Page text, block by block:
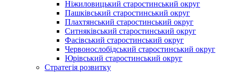
Ніжиловицький старостинський округ
Пашківський старостинський округ
Плахтянський старостинський округ
Ситняківський старостинський округ
Фасівський старостинський округ
Червонослобідський старостинський округ
Юрівський старостинський округ
Стратегія розвитку